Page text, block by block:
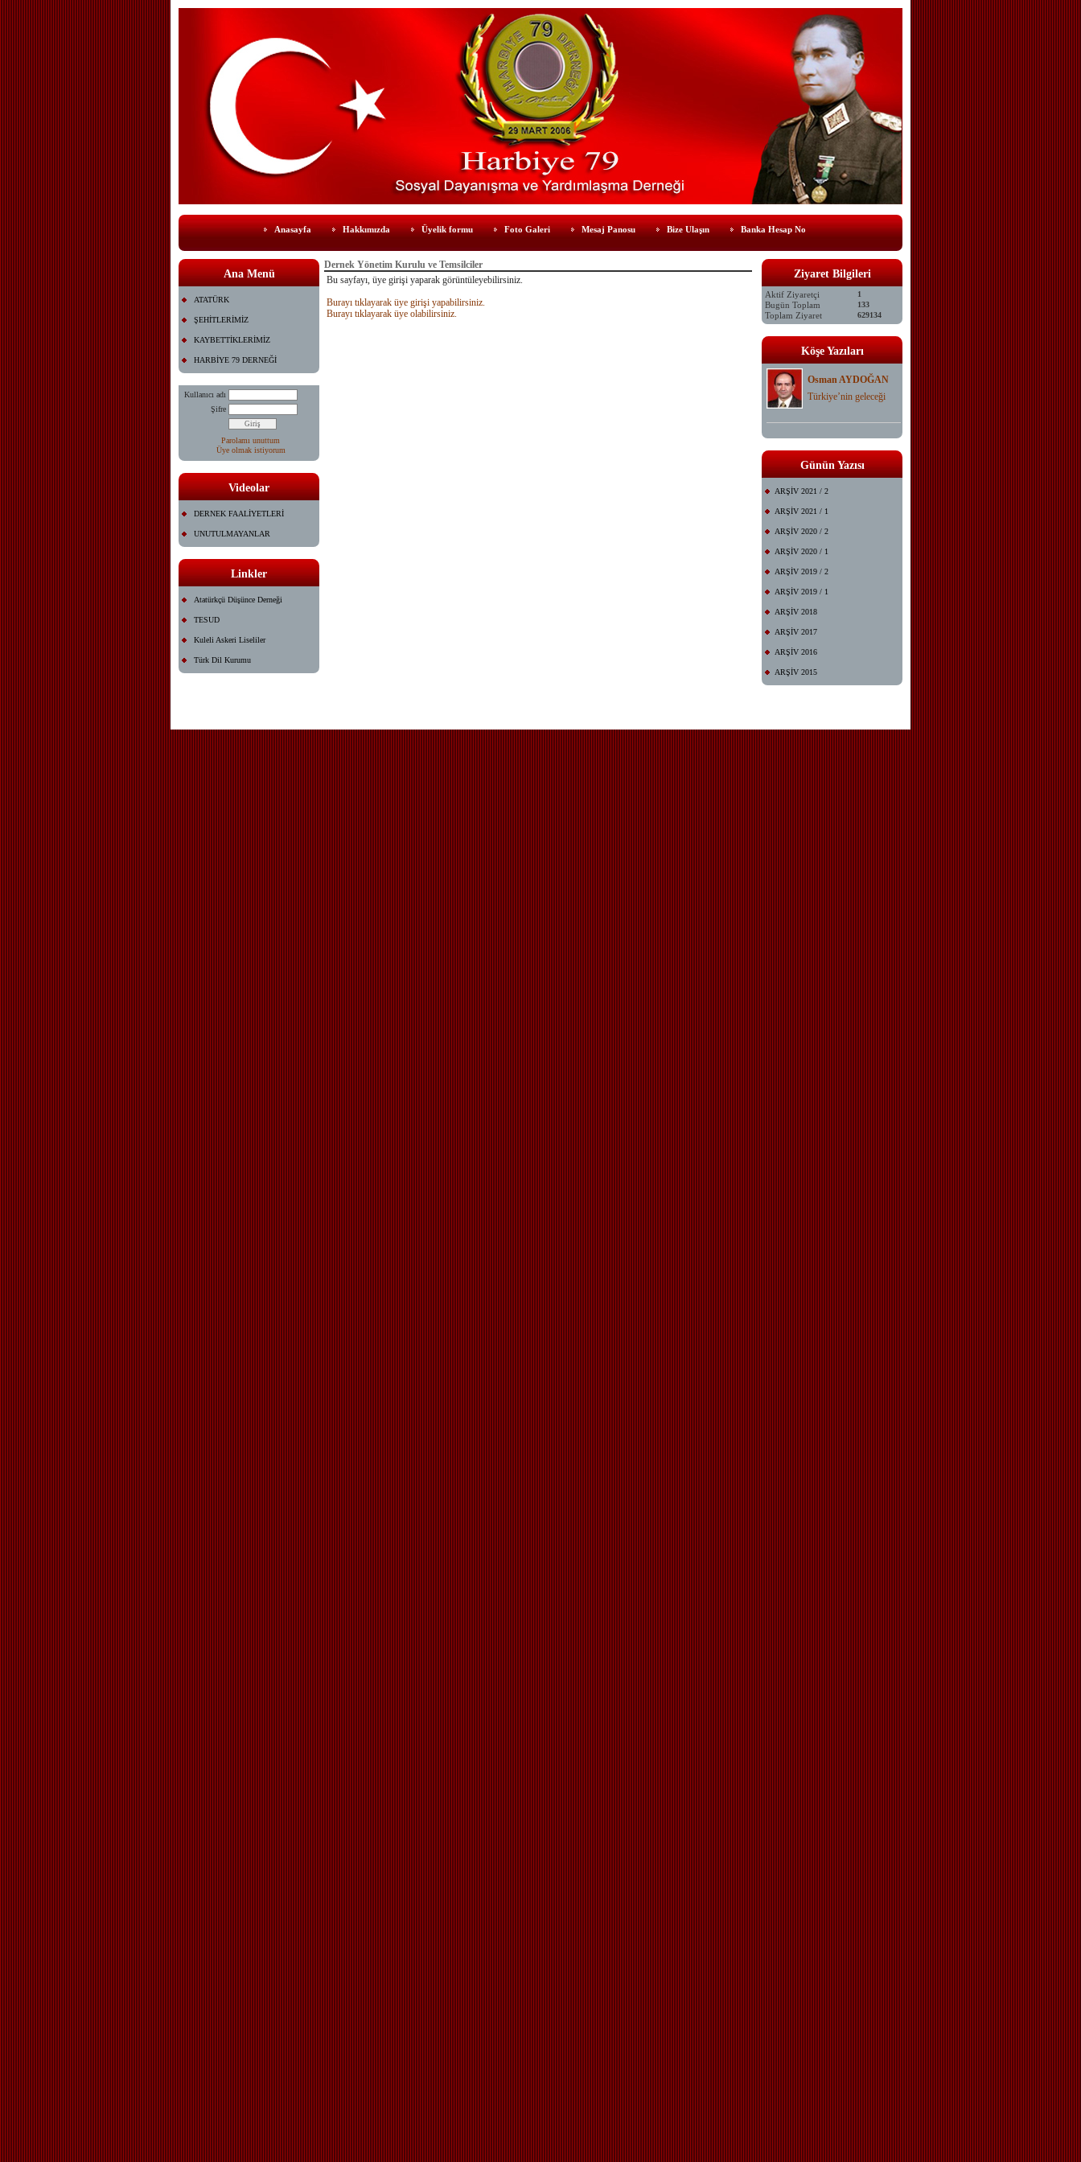
Anasayfa Hakkımızda Üyelik formu Foto Galeri Mesaj Panosu Bize Ulaşın Banka Hesap No
Ana Menü
ATATÜRK
ŞEHİTLERİMİZ
KAYBETTİKLERİMİZ
HARBİYE 79 DERNEĞİ
Kullanıcı adı
Şifre
Parolamı unuttum
Üye olmak istiyorum
Videolar
DERNEK FAALİYETLERİ
UNUTULMAYANLAR
Linkler
Atatürkçü Düşünce Derneği
TESUD
Kuleli Askeri Liseliler
Türk Dil Kurumu
Dernek Yönetim Kurulu ve Temsilciler
Bu sayfayı, üye girişi yaparak görüntüleyebilirsiniz.
Burayı tıklayarak üye girişi yapabilirsiniz.
Burayı tıklayarak üye olabilirsiniz.
Ziyaret Bilgileri
Aktif Ziyaretçi 1
Bugün Toplam 133
Toplam Ziyaret 629134
Köşe Yazıları
Osman AYDOĞAN
Türkiye’nin geleceği
Günün Yazısı
ARŞİV 2021 / 2
ARŞİV 2021 / 1
ARŞİV 2020 / 2
ARŞİV 2020 / 1
ARŞİV 2019 / 2
ARŞİV 2019 / 1
ARŞİV 2018
ARŞİV 2017
ARŞİV 2016
ARŞİV 2015